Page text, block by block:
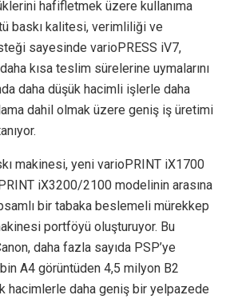
hafifletmek üzere kullanıma
baskı kalitesi, verimliliği ve
sayesinde varioPRESS iV7,
kısa teslim sürelerine uymalarını
daha düşük hacimli işlerle daha
dahil olmak üzere geniş iş üretimi
makinesi, yeni varioPRINT iX1700
iX3200/2100 modelinin arasına
bir tabaka beslemeli mürekkep
portföyü oluşturuyor. Bu
daha fazla sayıda PSP’ye
A4 görüntüden 4,5 milyon B2
hacimlerle daha geniş bir yelpazede